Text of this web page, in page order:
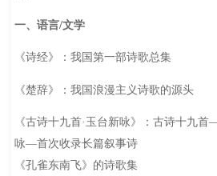
一、语言/文学
《诗经》：我国第一部诗歌总集
《楚辞》：我国浪漫主义诗歌的源头
《古诗十九首·玉台新咏》：古诗十九
咏—首次收录长篇叙事诗
《孔雀东南飞》的诗歌集